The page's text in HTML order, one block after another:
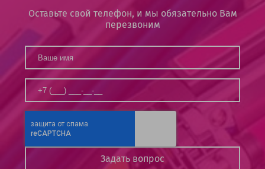
Оставьте свой телефон, и мы обязательно Вам
перезвоним